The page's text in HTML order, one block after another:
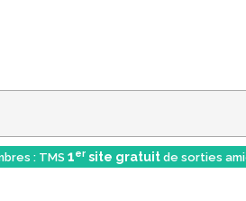
: TMS 1er site gratuit de sorties